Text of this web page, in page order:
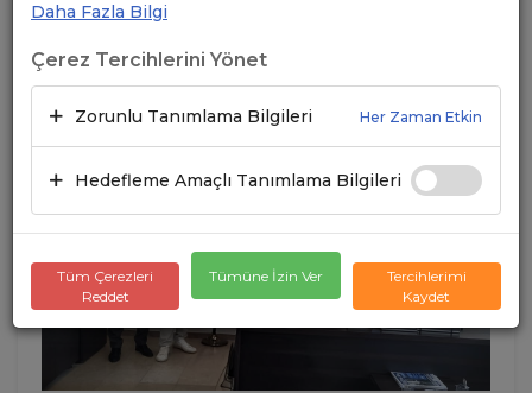
Daha Fazla Bilgi
Çerez Tercihlerini Yönet
Zorunlu Tanımlama Bilgileri Her Zaman Etkin
Hedefleme Amaçlı Tanımlama Bilgileri
Tüm Çerezleri
Reddet
Tümüne İzin Ver
Tercihlerimi
Kaydet